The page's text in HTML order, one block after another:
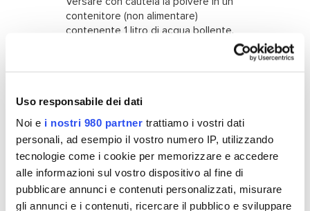
Uso responsabile dei dati
Noi e i nostri 980 partner trattiamo i vostri dati
personali, ad esempio il vostro numero IP, utilizzando
tecnologie come i cookie per memorizzare e accedere
alle informazioni sul vostro dispositivo al fine di
pubblicare annunci e contenuti personalizzati, misurare
gli annunci e i contenuti, ricercare il pubblico e sviluppare
contenitore (non alimentare)
contenente 1 litro di acqua bollente.
Agitare fino a completa dissoluzione.
Versare il composto in un contenitore
di supporto del riscaldamento e
aggiungere 7/10 litri di acqua fredda.
4
Aggiungere 1 bicchiere di aceto (200